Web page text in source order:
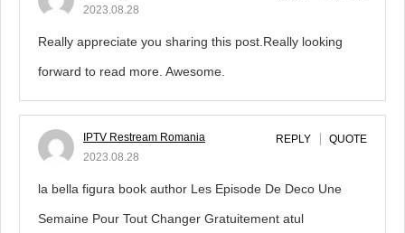
2023.08.28
Really appreciate you sharing this post.Really looking
forward to read more. Awesome.
IPTV Restream Romania
2023.08.28
REPLY QUOTE
la bella figura book author Les Episode De Deco Une
Semaine Pour Tout Changer Gratuitement atul